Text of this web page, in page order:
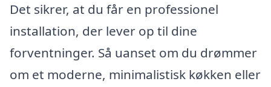
Det sikrer, at du får en professionel
installation, der lever op til dine
forventninger. Så uanset om du drømmer
om et moderne, minimalistisk køkken eller